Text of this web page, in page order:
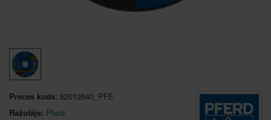
Preces kods: 62012640_PFE
Ražotājs: Pferd